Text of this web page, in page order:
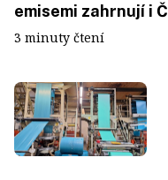
emisemi zahrnují i
3 minuty čtení